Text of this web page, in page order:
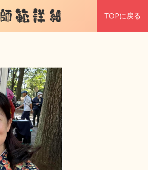
師範詳細 TOPに戻る